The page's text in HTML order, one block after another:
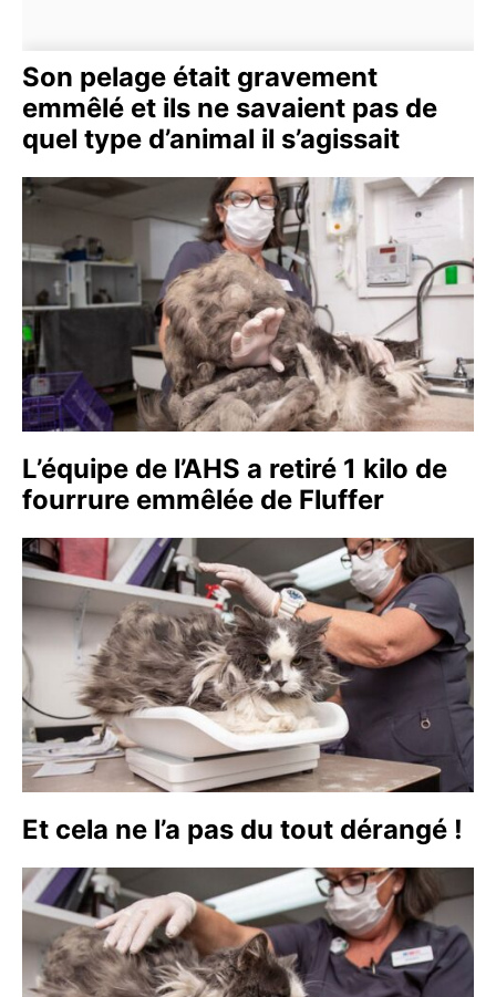
Son pelage était gravement
emmêlé et ils ne savaient pas de
quel type d’animal il s’agissait
L’équipe de l’AHS a retiré 1 kilo de
fourrure emmêlée de Fluffer
Et cela ne l’a pas du tout dérangé !